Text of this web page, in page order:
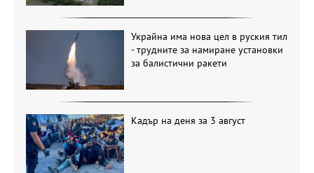
Украйна има нова цел в руския тил
- трудните за намиране установки
за балистични ракети
Кадър на деня за 3 август